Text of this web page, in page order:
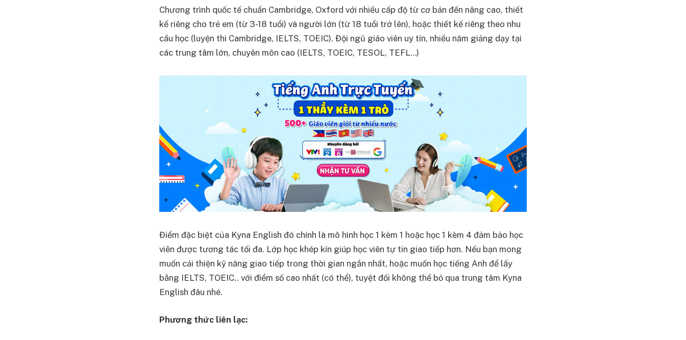
Chương trình quốc tế chuẩn Cambridge, Oxford với nhiều cấp độ từ cơ bản đến nâng cao, thiết
kế riêng cho trẻ em (từ 3-18 tuổi) và người lớn (từ 18 tuổi trở lên), hoặc thiết kế riêng theo nhu
cầu học (luyện thi Cambridge, IELTS, TOEIC). Đội ngũ giáo viên uy tín, nhiều năm giảng dạy tại
các trung tâm lớn, chuyên môn cao (IELTS, TOEIC, TESOL, TEFL…)
Điểm đặc biệt của Kyna English đó chính là mô hình học 1 kèm 1 hoặc học 1 kèm 4 đảm bảo học
viên được tương tác tối đa. Lớp học khép kín giúp học viên tự tin giao tiếp hơn. Nếu bạn mong
muốn cải thiện kỹ năng giao tiếp trong thời gian ngắn nhất, hoặc muốn học tiếng Anh để lấy
bằng IELTS, TOEIC.. với điểm số cao nhất (có thể), tuyệt đối không thể bỏ qua trung tâm Kyna
English đâu nhé.
Phương thức liên lạc: